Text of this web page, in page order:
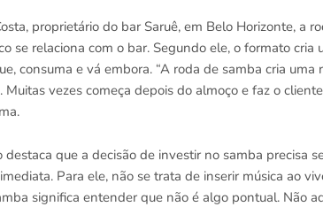
proprietário do bar Saruê, em Belo Horizonte, a
se relaciona com o bar. Segundo ele, o formato
consuma e vá embora. “A roda de samba cria
Muitas vezes começa depois do almoço e faz o
destaca que a decisão de investir no samba precisa
Para ele, não se trata de inserir música ao
significa entender que não é algo pontual. Não